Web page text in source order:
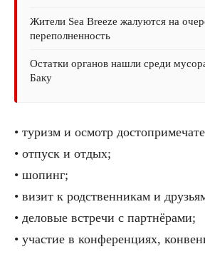
Жители Sea Breeze жалуются на
переполненность
Остатки органов нашли среди
Баку
• туризм и осмотр
• отпуск и отдых;
• шопинг;
• визит к родственникам и
• деловые встречи с партнёрами;
• участие в конференциях,